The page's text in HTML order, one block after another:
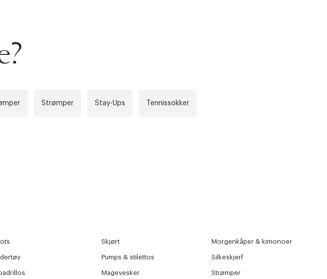
Strømper Stay-Ups Tennissokker
Skjørt Morgenkåper & kimonoer
Pumps & stilettos Silkeskjerf
Magevesker Strømper